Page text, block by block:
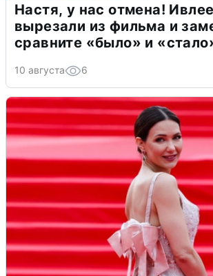
Настя, у нас отмена!
вырезали из фильма и
сравните «было» и
10 августа 6